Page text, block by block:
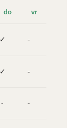
do vr
✓ -
✓ -
- -